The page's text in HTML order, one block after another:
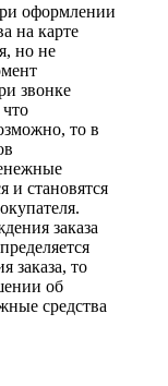
оформлении
на карте
но не
звонке
то в
и становятся
заказа
заказа, то
об
средства